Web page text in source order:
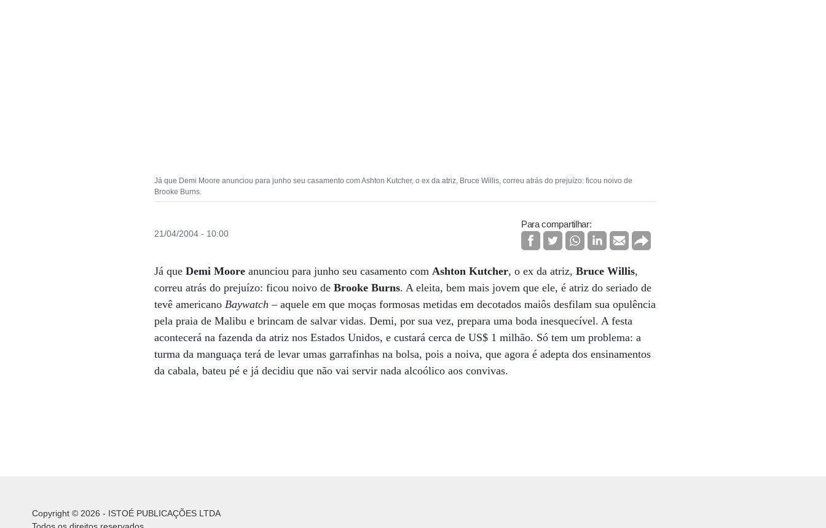
Já que Demi Moore anunciou para junho seu casamento com Ashton Kutcher, o ex da atriz, Bruce Willis, correu atrás do prejuízo: ficou noivo de
Brooke Burns.
21/04/2004 - 10:00
Para compartilhar:
Já queDemi Moore anunciou para junho seu casamento comAshton Kutcher, o ex da atriz,Bruce Willis,
correu atrás do prejuízo: ficou noivo deBrooke Burns. A eleita, bem mais jovem que ele, é atriz do seriado de
tevê americanoBaywatch – aquele em que moças formosas metidas em decotados maiôs desfilam sua opulência
pela praia de Malibu e brincam de salvar vidas. Demi, por sua vez, prepara uma boda inesquecível. A festa
acontecerá na fazenda da atriz nos Estados Unidos, e custará cerca de US$ 1 milhão. Só tem um problema: a
turma da manguaça terá de levar umas garrafinhas na bolsa, pois a noiva, que agora é adepta dos ensinamentos
da cabala, bateu pé e já decidiu que não vai servir nada alcoólico aos convivas.
Copyright © 2026 - ISTOÉ PUBLICAÇÕES LTDA